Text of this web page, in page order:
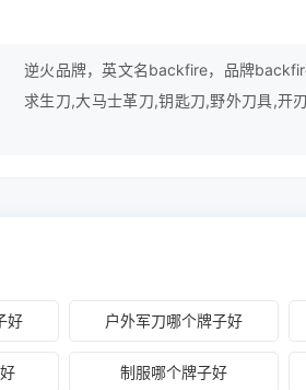
逆火品牌，英文名backfire，品牌
求生刀,大马士革刀,钥匙刀,野外刀具,开
好 户外军刀哪个牌子好
制服哪个牌子好